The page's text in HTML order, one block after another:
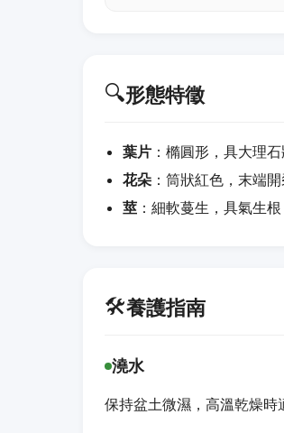
🔍形態特徵
葉片 ：橢圓形，具大理
花朵 ：筒狀紅色，末端
莖 ：細軟蔓生，具氣生
🛠️養護指南
澆水
保持盆土微濕，高溫乾燥時